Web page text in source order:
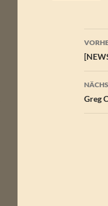
Greg